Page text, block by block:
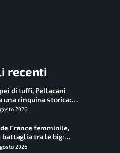
recenti
di tuffi, Pellacani
una cinquina storica:
e Wang sfidano la
2026
France femminile,
battaglia tra le big:
Borghini sogna il
2026